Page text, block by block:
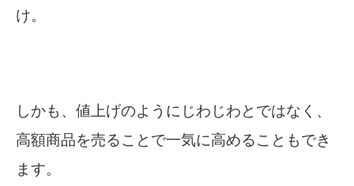
け。
しかも、値上げのようにじわじわとではなく、
高額商品を売ることで一気に高めることもでき
ます。